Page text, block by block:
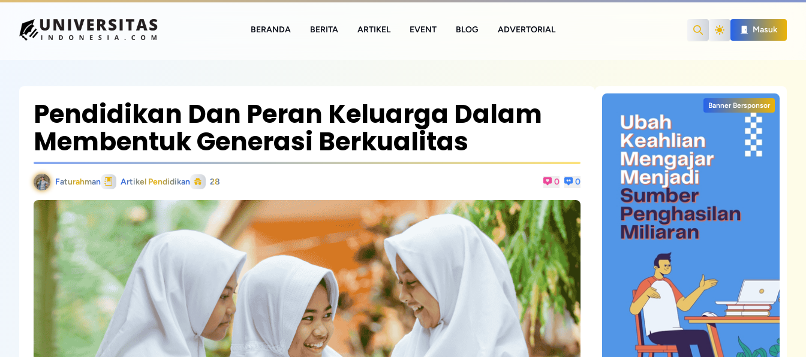
Search
Masuk
BERANDA BERITA ARTIKEL EVENT BLOG ADVERTORIAL
Pendidikan Dan Peran Keluarga Dalam
Membentuk Generasi Berkualitas
Faturahman Artikel Pendidikan 28 0 0
Banner Bersponsor